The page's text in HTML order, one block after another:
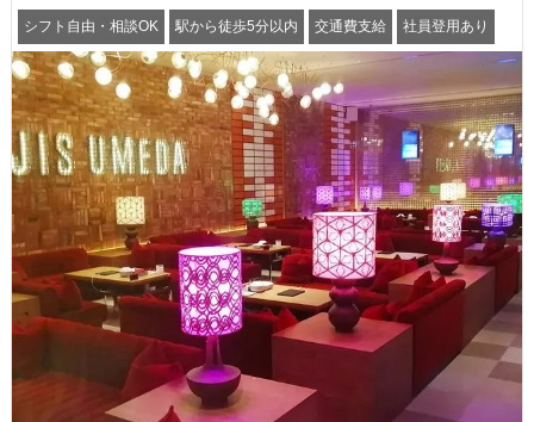
シフト自由・相談OK 駅から徒歩5分以内 交通費支給 社員登用あり